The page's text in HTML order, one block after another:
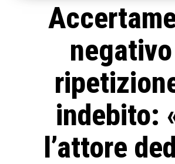
indebito:
l’attore